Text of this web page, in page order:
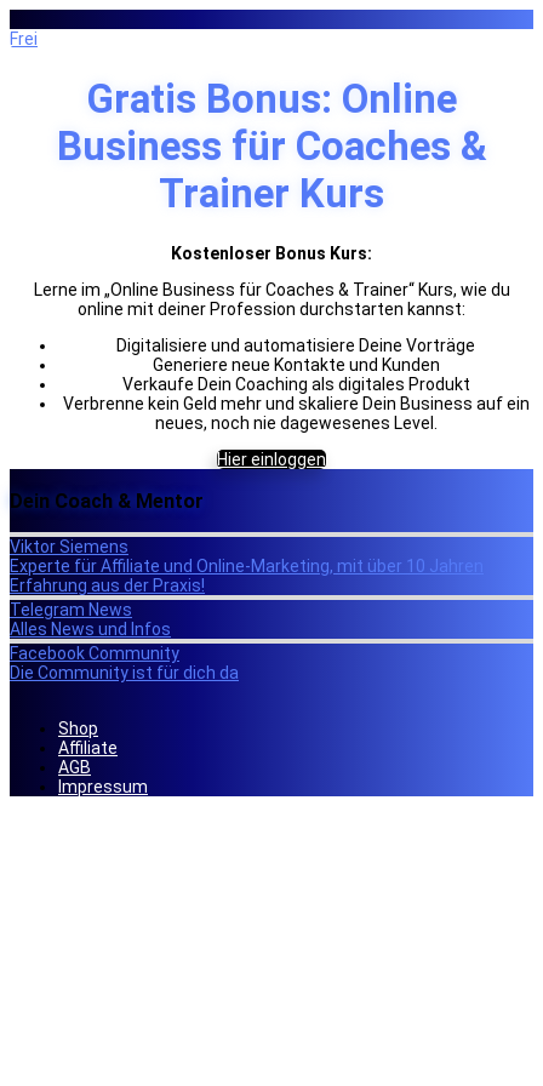
Frei
Gratis Bonus: Online
Business für Coaches &
Trainer Kurs
Kostenloser Bonus Kurs:
Lerne im „Online Business für Coaches & Trainer“ Kurs, wie du
online mit deiner Profession durchstarten kannst:
Digitalisiere und automatisiere Deine Vorträge
Generiere neue Kontakte und Kunden
Verkaufe Dein Coaching als digitales Produkt
Verbrenne kein Geld mehr und skaliere Dein Business auf ein
neues, noch nie dagewesenes Level.
Hier einloggen
Dein Coach & Mentor
Viktor Siemens
Experte für Affiliate und Online-Marketing, mit über 10 Jahren
Erfahrung aus der Praxis!
Telegram News
Alles News und Infos
Facebook Community
Die Community ist für dich da
Shop
Affiliate
AGB
Impressum